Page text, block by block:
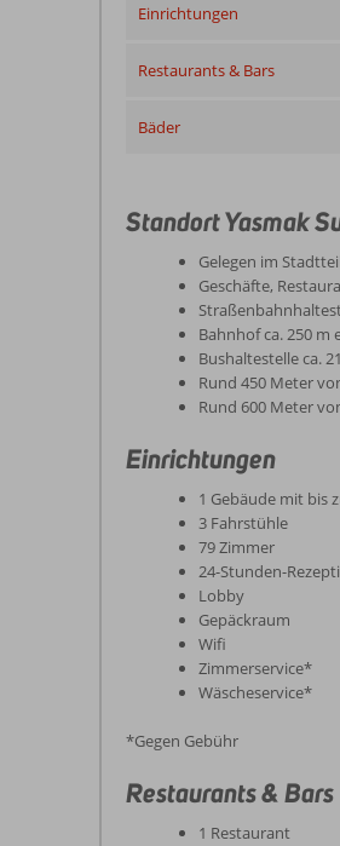
Einrichtungen
Restaurants & Bars
Bäder
Standort Yasmak
Gelegen im
Geschäfte,
Bahnhof ca. 250 m
Bushaltestelle ca.
Rund 450 Meter
Rund 600 Meter
Einrichtungen
1 Gebäude mit bis
3 Fahrstühle
79 Zimmer
24-Stunden-
Lobby
Gepäckraum
Wifi
Zimmerservice*
Wäscheservice*
*Gegen Gebühr
Restaurants & Bars
1 Restaurant